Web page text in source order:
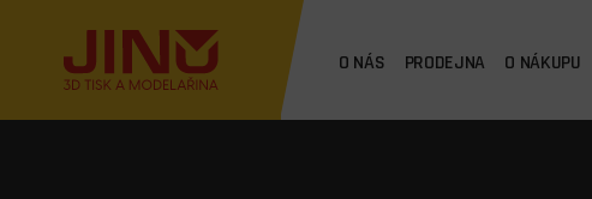
O NÁS PRODEJNA O NÁKUPU